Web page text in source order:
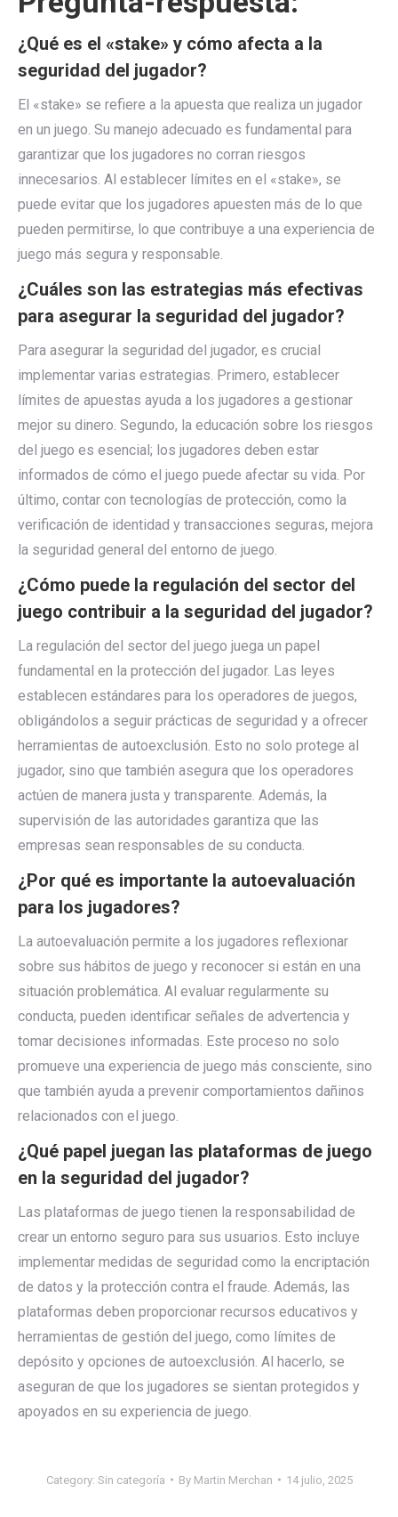
¿Qué es el «stake» y cómo afecta a la
seguridad del jugador?
El «stake» se refiere a la apuesta que realiza un jugador
en un juego. Su manejo adecuado es fundamental para
garantizar que los jugadores no corran riesgos
innecesarios. Al establecer límites en el «stake», se
puede evitar que los jugadores apuesten más de lo que
pueden permitirse, lo que contribuye a una experiencia de
juego más segura y responsable.
¿Cuáles son las estrategias más efectivas
para asegurar la seguridad del jugador?
Para asegurar la seguridad del jugador, es crucial
implementar varias estrategias. Primero, establecer
límites de apuestas ayuda a los jugadores a gestionar
mejor su dinero. Segundo, la educación sobre los riesgos
del juego es esencial; los jugadores deben estar
informados de cómo el juego puede afectar su vida. Por
último, contar con tecnologías de protección, como la
verificación de identidad y transacciones seguras, mejora
la seguridad general del entorno de juego.
¿Cómo puede la regulación del sector del
juego contribuir a la seguridad del jugador?
La regulación del sector del juego juega un papel
fundamental en la protección del jugador. Las leyes
establecen estándares para los operadores de juegos,
obligándolos a seguir prácticas de seguridad y a ofrecer
herramientas de autoexclusión. Esto no solo protege al
jugador, sino que también asegura que los operadores
actúen de manera justa y transparente. Además, la
supervisión de las autoridades garantiza que las
empresas sean responsables de su conducta.
¿Por qué es importante la autoevaluación
para los jugadores?
La autoevaluación permite a los jugadores reflexionar
sobre sus hábitos de juego y reconocer si están en una
situación problemática. Al evaluar regularmente su
conducta, pueden identificar señales de advertencia y
tomar decisiones informadas. Este proceso no solo
promueve una experiencia de juego más consciente, sino
que también ayuda a prevenir comportamientos dañinos
relacionados con el juego.
¿Qué papel juegan las plataformas de juego
en la seguridad del jugador?
Las plataformas de juego tienen la responsabilidad de
crear un entorno seguro para sus usuarios. Esto incluye
implementar medidas de seguridad como la encriptación
de datos y la protección contra el fraude. Además, las
plataformas deben proporcionar recursos educativos y
herramientas de gestión del juego, como límites de
depósito y opciones de autoexclusión. Al hacerlo, se
aseguran de que los jugadores se sientan protegidos y
apoyados en su experiencia de juego.
Category: Sin categoría By Martin Merchan 14 julio, 2025